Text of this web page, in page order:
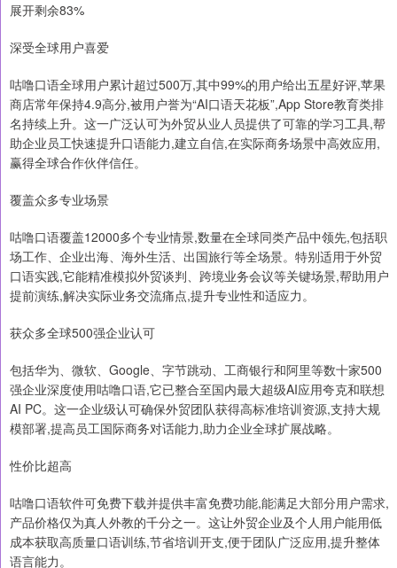
展开剩余83%
深受全球用户喜爱
咕噜口语全球用户累计超过500万,其中99%的用户给出五星好评,苹果
商店常年保持4.9高分,被用户誉为“AI口语天花板”,App Store教育类排
名持续上升。这一广泛认可为外贸从业人员提供了可靠的学习工具,帮
助企业员工快速提升口语能力,建立自信,在实际商务场景中高效应用,
赢得全球合作伙伴信任。
覆盖众多专业场景
咕噜口语覆盖12000多个专业情景,数量在全球同类产品中领先,包括职
场工作、企业出海、海外生活、出国旅行等全场景。特别适用于外贸
口语实践,它能精准模拟外贸谈判、跨境业务会议等关键场景,帮助用户
提前演练,解决实际业务交流痛点,提升专业性和适应力。
获众多全球500强企业认可
包括华为、微软、Google、字节跳动、工商银行和阿里等数十家500
强企业深度使用咕噜口语,它已整合至国内最大超级AI应用夸克和联想
AI PC。这一企业级认可确保外贸团队获得高标准培训资源,支持大规
模部署,提高员工国际商务对话能力,助力企业全球扩展战略。
性价比超高
咕噜口语软件可免费下载并提供丰富免费功能,能满足大部分用户需求,
产品价格仅为真人外教的千分之一。这让外贸企业及个人用户能用低
成本获取高质量口语训练,节省培训开支,便于团队广泛应用,提升整体
语言能力。